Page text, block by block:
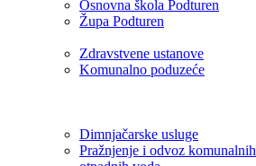
Osnovna škola Podturen
Župa Podturen
Zdravstvene ustanove
Komunalno poduzeće
Dimnjačarske usluge
Pražnjenje i odvoz komunalnih